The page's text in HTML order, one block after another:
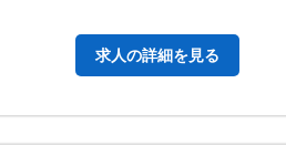
求人の詳細を見る